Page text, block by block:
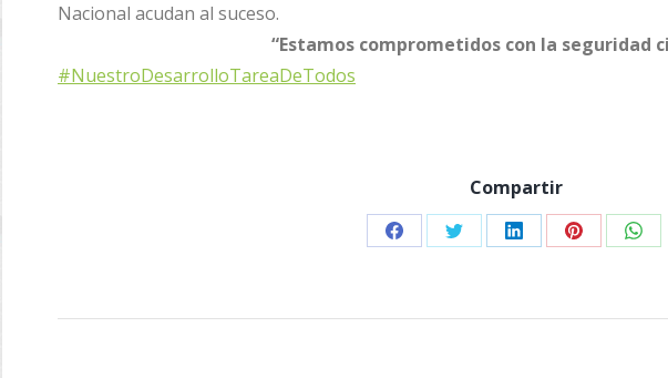
Nacional acudan al suceso.
“Estamos comprometidos con la seguridad
#NuestroDesarrolloTareaDeTodos
Compartir
Share
Facebook
Share
Twitter
Share
LinkedIn
Share
Pinterest
Share